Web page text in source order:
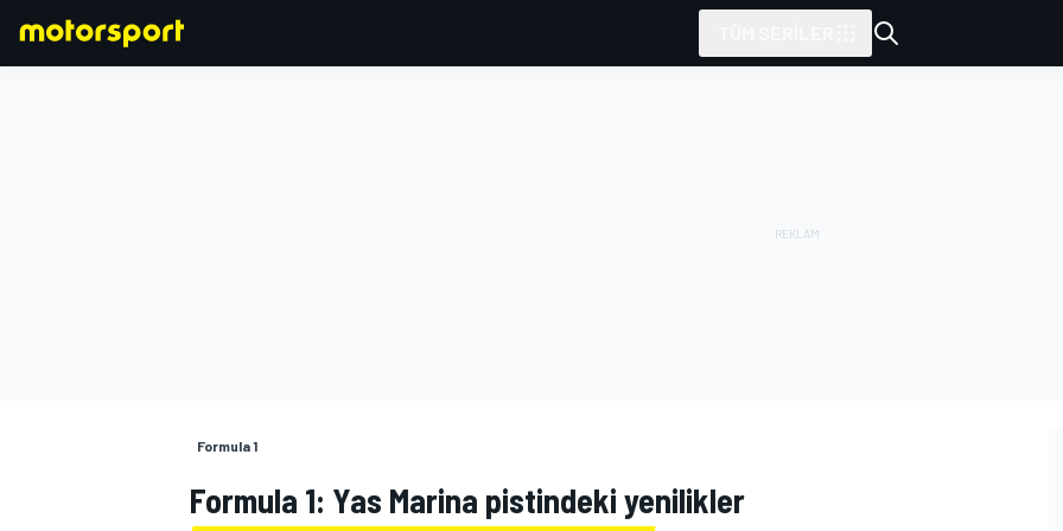
Formula 1
Formula 1: Yas Marina pistindeki yenilikler